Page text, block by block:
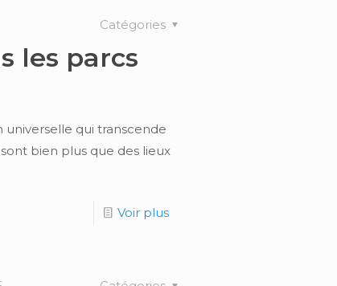
Catégories
les parcs
universelle qui transcende
bien plus que des lieux
Voir plus